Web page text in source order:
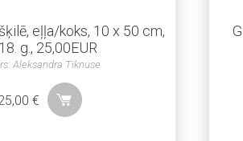
eļļa/koks, 10 x 50 cm,
g., 25,00EUR
Aleksandra Tiknuse
€